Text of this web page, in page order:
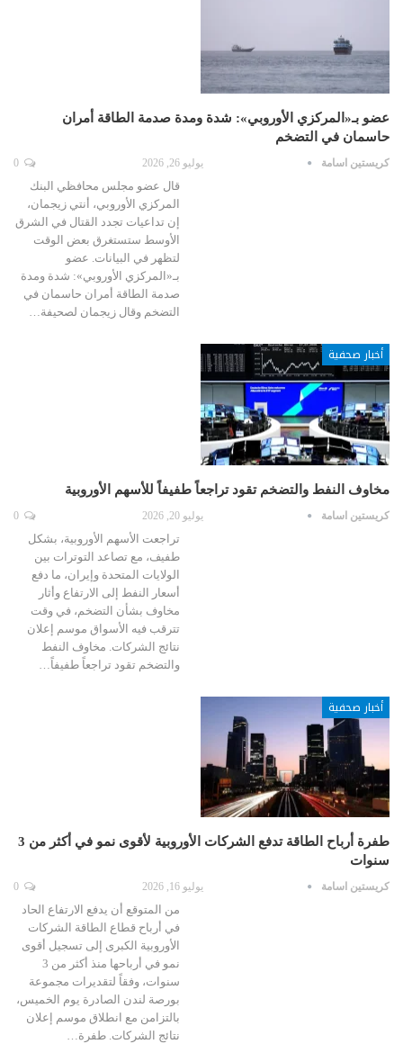
عضو بـ«المركزي الأوروبي»: شدة ومدة صدمة الطاقة أمران
حاسمان في التضخم
كريستين اسامة يوليو 26, 2026
قال عضو مجلس محافظي البنك
المركزي الأوروبي، أنتي زيجمان،
إن تداعيات تجدد القتال في الشرق
الأوسط ستستغرق بعض الوقت
لتظهر في البيانات. عضو
بـ«المركزي الأوروبي»: شدة ومدة
صدمة الطاقة أمران حاسمان في
التضخم وقال زيجمان لصحيفة…
أخبار صحفية
مخاوف النفط والتضخم تقود تراجعاً طفيفاً للأسهم الأوروبية
كريستين اسامة يوليو 20, 2026
تراجعت الأسهم الأوروبية، بشكل
طفيف، مع تصاعد التوترات بين
الولايات المتحدة وإيران، ما دفع
أسعار النفط إلى الارتفاع وأثار
مخاوف بشأن التضخم، في وقت
تترقب فيه الأسواق موسم إعلان
نتائج الشركات. مخاوف النفط
والتضخم تقود تراجعاً طفيفاً…
أخبار صحفية
طفرة أرباح الطاقة تدفع الشركات الأوروبية لأقوى نمو في أكثر من 3
سنوات
كريستين اسامة يوليو 16, 2026
من المتوقع أن يدفع الارتفاع الحاد
في أرباح قطاع الطاقة الشركات
الأوروبية الكبرى إلى تسجيل أقوى
نمو في أرباحها منذ أكثر من 3
سنوات، وفقاً لتقديرات مجموعة
بورصة لندن الصادرة يوم الخميس،
بالتزامن مع انطلاق موسم إعلان
نتائج الشركات. طفرة…